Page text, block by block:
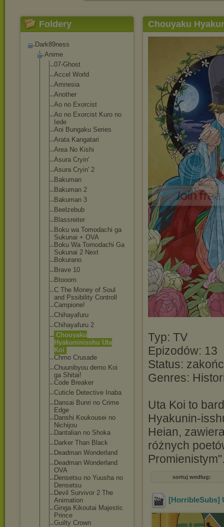
Foldery
Dark89ness
Anime
07-Ghost
Accel World
Amnesia
Another
Ao no Exorcist
Ao no Exorcist Kuro no
Iede
Aoi Bungaku Series
Arata Kangatari
Area No Kishi
Asura Cryin'
Asura Cryin' 2
Bakuman
Bakuman 2
Bakuman 3
Beelzebub
Blassreiter
Boku wa Tomodachi ga
Sukunai + OVA
Boku Wa Tomodachi Ga
Sukunai 2 Next
Bokurano
Brave 10
Btooom
C The Money of Soul
and Pssibility Controll
Campione!
Chihayafuru
Chihayafuru 2
Chouyaku
Hyakuninisshu Uta
Koi
Chrno Crusade
Chuunibyou demo Koi
ga Shitai!
Code Breaker
Cuticle Detective Inaba
Dansai Bunri no Crime
Edge
Danshi Koukousei no
Nichijou
Dantalian no Shoka
Darker Than Black
Deadman Wonderland
Deadman Wonderland
OVA
Densetsu no Yuusha no
Densetsu
Devil Survivor 2 The
Animation
Ginga Kikoutai Majestic
Prince
Guilty Crown
Chouyaku
Typ: TV
Epizodów: 13
Status:
Genres:
Uta Koi to
Hyakunin-
Heian,
różnych
sortuj według:
[HorribleSubs]